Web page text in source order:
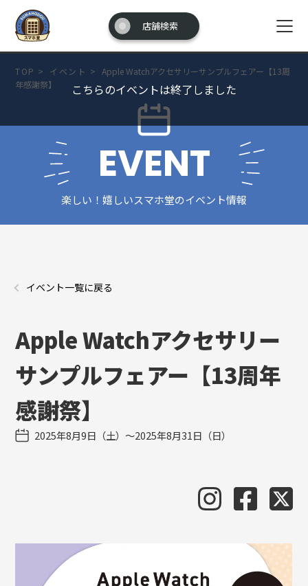
店舗検索
TOP > イベント > Apple Watchアクセサリーサンプルフェアー【13周
年感謝祭】
EVENT
楽しい！嬉しいスマホ堂のイベント情報
こちらのイベントは終了しました
イベント一覧に戻る
Apple Watchアクセサリー
サンプルフェアー【13周年
感謝祭】
2025年8月9日（土）〜2025年8月31日（日）